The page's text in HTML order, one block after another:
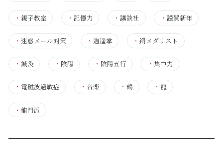
・ 親子教室 ・記憶力 ・講談社 ・ 謹賀新年
・ 迷惑メール対策 ・逍遥掌 ・銅メダリスト
・ 鍼灸 ・ 陰陽 ・ 陰陽五行 ・ 集中力
・ 電磁波過敏症 ・音楽 ・鶴 ・ 龍
・ 龍門派